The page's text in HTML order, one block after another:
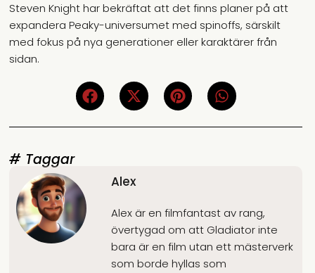
Steven Knight har bekräftat att det finns planer på att
expandera Peaky-universumet med spinoffs, särskilt
med fokus på nya generationer eller karaktärer från
sidan.
# Taggar
Alex
Alex är en filmfantast av rang,
övertygad om att Gladiator inte
bara är en film utan ett mästerverk
som borde hyllas som